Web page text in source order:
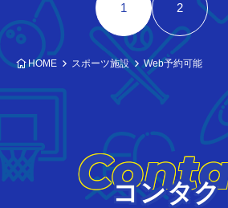
1 2
HOME スポーツ施設 Web予約可能
コンタク